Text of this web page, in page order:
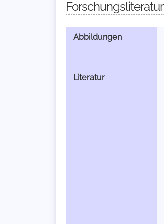
Forschungsliteratur
Abbildungen
Literatur